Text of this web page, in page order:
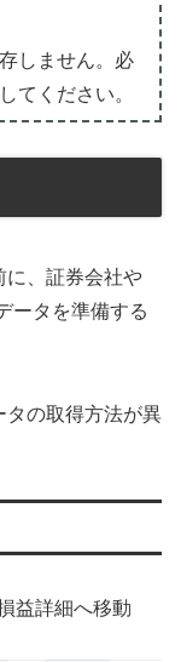
しません。必
てください。
に、証券会社や
ータを準備する
タの取得方法が異
益詳細へ移動